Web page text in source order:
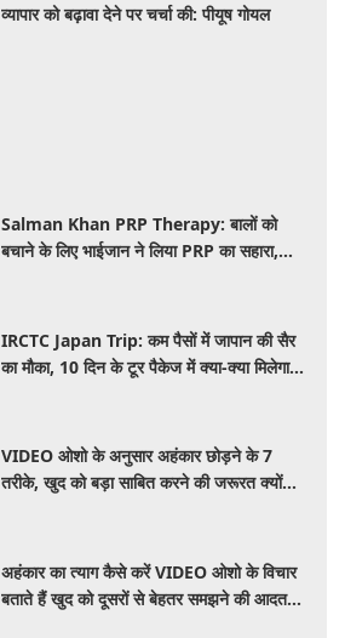
व्यापार को बढ़ावा देने पर चर्चा की: पीयूष गोयल
Salman Khan PRP Therapy: बालों को
बचाने के लिए भाईजान ने लिया PRP का सहारा,
IRCTC Japan Trip: कम पैसों में जापान की सैर
का मौका, 10 दिन के टूर पैकेज में क्या-क्या मिलेगा?
VIDEO ओशो के अनुसार अहंकार छोड़ने के 7
तरीके, खुद को बड़ा साबित करने की जरूरत क्यों
अहंकार का त्याग कैसे करें VIDEO ओशो के विचार
बताते हैं खुद को दूसरों से बेहतर समझने की आदत